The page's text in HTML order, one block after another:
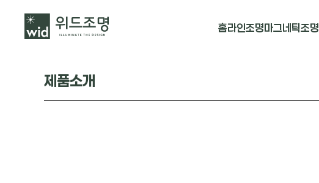
홈라인조명
펜던트
마그네틱조명
M2824R
제품소개